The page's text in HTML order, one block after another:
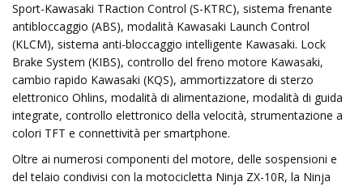
Sport-Kawasaki TRaction Control (S-KTRC), sistema frenante
antibloccaggio (ABS), modalità Kawasaki Launch Control
(KLCM), sistema anti-bloccaggio intelligente Kawasaki. Lock
Brake System (KIBS), controllo del freno motore Kawasaki,
cambio rapido Kawasaki (KQS), ammortizzatore di sterzo
elettronico Ohlins, modalità di alimentazione, modalità di guida
integrate, controllo elettronico della velocità, strumentazione a
colori TFT e connettività per smartphone.
Oltre ai numerosi componenti del motore, delle sospensioni e
del telaio condivisi con la motocicletta Ninja ZX-10R, la Ninja